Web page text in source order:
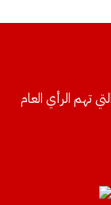
تهم الرأي العام